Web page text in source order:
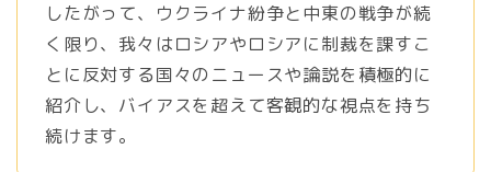
したがって、ウクライナ紛争と中東の戦争が続
く限り、我々はロシアやロシアに制裁を課すこ
とに反対する国々のニュースや論説を積極的に
紹介し、バイアスを超えて客観的な視点を持ち
続けます。